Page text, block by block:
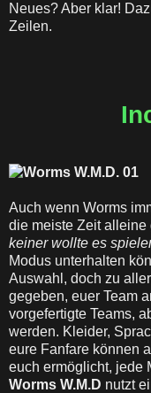
Neues? Aber klar!
Zeilen.
Auch wenn Worms
die meiste Zeit alleine
keiner wollte es
Modus unterhalten
Auswahl, doch zu
gegeben, euer Team
vorgefertigte Teams,
werden. Kleider,
eure Fanfare können
euch ermöglicht, jede
Worms W.M.D nutzt